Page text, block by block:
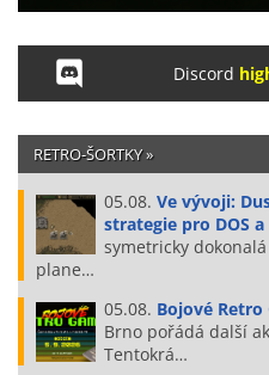
Discord
RETRO-ŠORTKY »
05.08. Ve vývoji:
strategie pro DOS a
symetricky
plane…
05.08. Bojové Retro
Brno pořádá další
Tentokrá…